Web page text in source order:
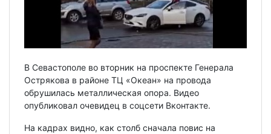
В Севастополе во вторник на проспекте Генерала
Острякова в районе ТЦ «Океан» на провода
обрушилась металлическая опора. Видео
опубликовал очевидец в соцсети Вконтакте.
На кадрах видно, как столб сначала повис на